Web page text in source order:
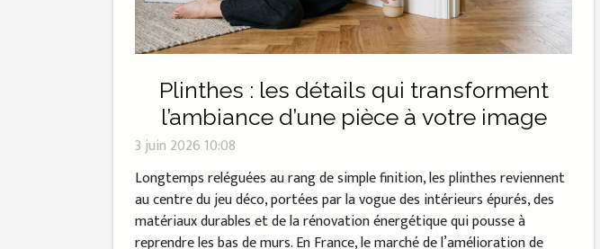
Plinthes : les détails qui transforment
l’ambiance d’une pièce à votre image
3 juin 2026 10:08
Longtemps reléguées au rang de simple finition, les plinthes reviennent
au centre du jeu déco, portées par la vogue des intérieurs épurés, des
matériaux durables et de la rénovation énergétique qui pousse à
reprendre les bas de murs. En France, le marché de l’amélioration de